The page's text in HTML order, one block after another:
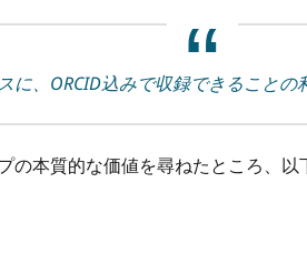
に、ORCID込みで収録できることの
本質的な価値を尋ねたところ、以